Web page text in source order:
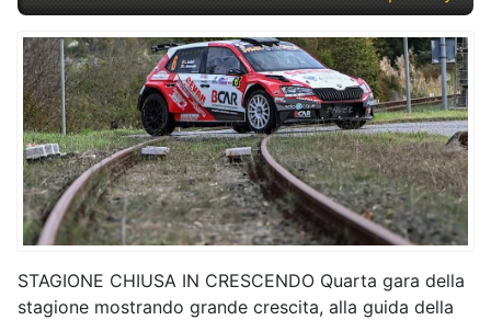
STAGIONE CHIUSA IN CRESCENDO Quarta gara della
stagione mostrando grande crescita, alla guida della